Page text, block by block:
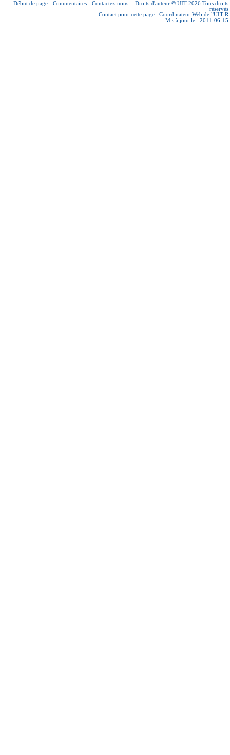
Début de page - Commentaires - Contactez-nous - Droits d'auteur © UIT 2026 Tous droits
réservés
Contact pour cette page : Coordinateur Web de l'UIT-R
Mis à jour le : 2011-06-15